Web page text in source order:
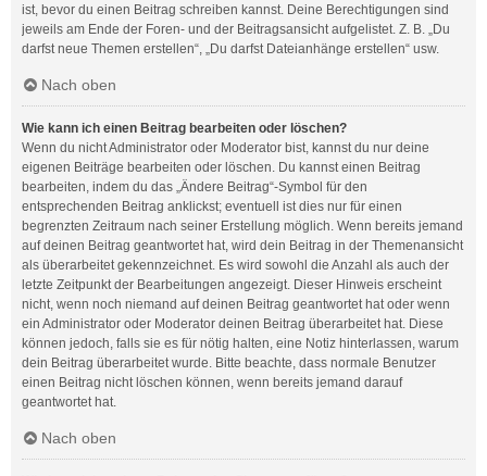
ist, bevor du einen Beitrag schreiben kannst. Deine Berechtigungen sind
jeweils am Ende der Foren- und der Beitragsansicht aufgelistet. Z. B. „Du
darfst neue Themen erstellen“, „Du darfst Dateianhänge erstellen“ usw.
Nach oben
Wie kann ich einen Beitrag bearbeiten oder löschen?
Wenn du nicht Administrator oder Moderator bist, kannst du nur deine
eigenen Beiträge bearbeiten oder löschen. Du kannst einen Beitrag
bearbeiten, indem du das „Ändere Beitrag“-Symbol für den
entsprechenden Beitrag anklickst; eventuell ist dies nur für einen
begrenzten Zeitraum nach seiner Erstellung möglich. Wenn bereits jemand
auf deinen Beitrag geantwortet hat, wird dein Beitrag in der Themenansicht
als überarbeitet gekennzeichnet. Es wird sowohl die Anzahl als auch der
letzte Zeitpunkt der Bearbeitungen angezeigt. Dieser Hinweis erscheint
nicht, wenn noch niemand auf deinen Beitrag geantwortet hat oder wenn
ein Administrator oder Moderator deinen Beitrag überarbeitet hat. Diese
können jedoch, falls sie es für nötig halten, eine Notiz hinterlassen, warum
dein Beitrag überarbeitet wurde. Bitte beachte, dass normale Benutzer
einen Beitrag nicht löschen können, wenn bereits jemand darauf
geantwortet hat.
Nach oben